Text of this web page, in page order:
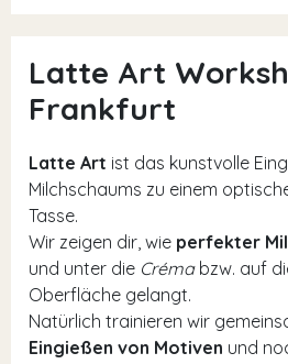
Latte Art
Frankfurt
Latte Art ist das kunstvolle
Milchschaums zu einem
Tasse.
Wir zeigen dir, wie perfekter
und unter die Crémabzw. auf
Oberfläche gelangt.
Natürlich trainieren wir
Eingießen von Motiven und